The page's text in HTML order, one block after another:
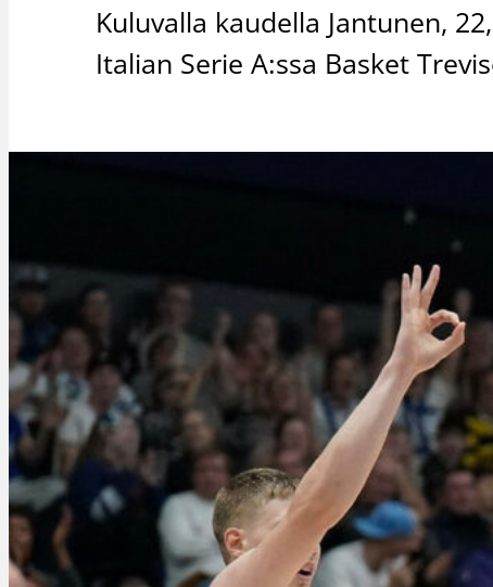
Kuluvalla kaudella Jantunen,
Italian Serie A:ssa Basket